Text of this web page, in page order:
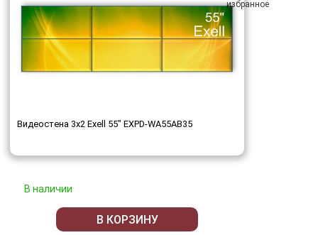
Видеостена 3x2 Exell 55" EXPD-WA55AB35
В наличии
В КОРЗИНУ